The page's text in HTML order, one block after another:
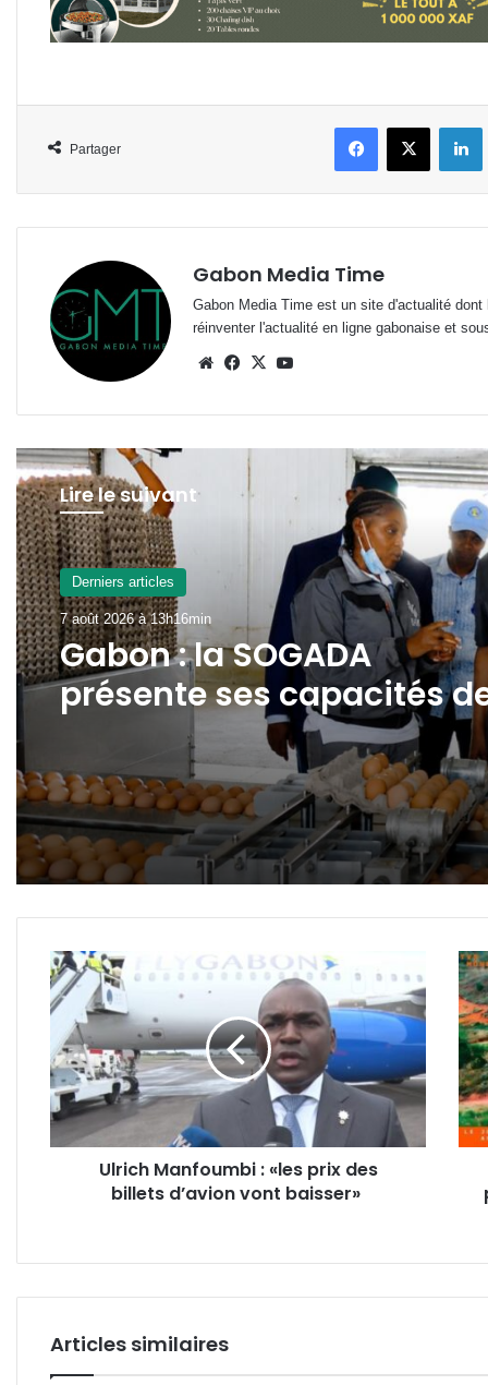
Partager
FacebookX
Gabon Media Time
Gabon Media Time est un site d'actualité
réinventer l'actualité en ligne gabonaise et
WebsiteFacebook
X
Lire le suivant
Derniers articles
7 août 2026 à 13h16min
Gabon : la SOGADA
présente ses capacités
production à
l’ambassadeur d’Angola
Ulrich
Manfoumbi
:
«les
prix
des
billets
d’avion
vont
baisser»Ulrich Manfoumbi : «les prix des
billets d’avion vont baisser»
:
du
de
Articles similaires